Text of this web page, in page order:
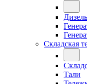
Складская
Тали